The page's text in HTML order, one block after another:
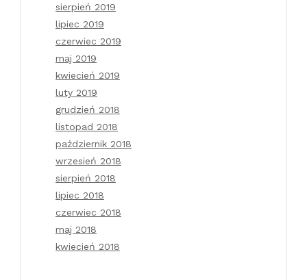
sierpień 2019
lipiec 2019
czerwiec 2019
maj 2019
kwiecień 2019
luty 2019
grudzień 2018
listopad 2018
październik 2018
wrzesień 2018
sierpień 2018
lipiec 2018
czerwiec 2018
maj 2018
kwiecień 2018